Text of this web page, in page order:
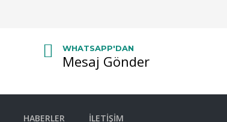
WHATSAPP'DAN
Mesaj Gönder
HABERLER İLETIŞIM